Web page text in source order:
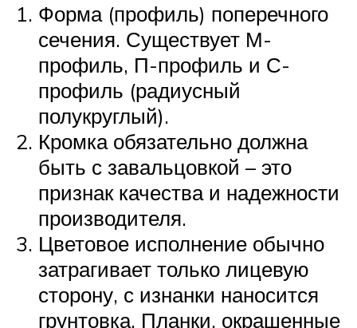
Форма (профиль) поперечного
сечения. Существует М-
профиль, П-профиль и С-
профиль (радиусный
полукруглый).
Кромка обязательно должна
быть с завальцовкой – это
признак качества и надежности
производителя.
Цветовое исполнение обычно
затрагивает только лицевую
сторону, с изнанки наносится
грунтовка. Планки, окрашенные